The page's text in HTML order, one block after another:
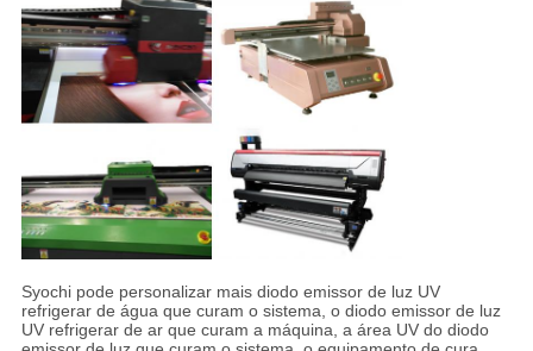
Syochi pode personalizar mais diodo emissor de luz UV
refrigerar de água que curam o sistema, o diodo emissor de luz
UV refrigerar de ar que curam a máquina, a área UV do diodo